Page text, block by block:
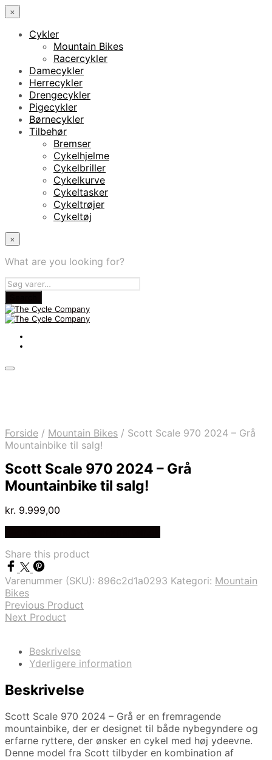
×
Cykler
Mountain Bikes
Racercykler
Damecykler
Herrecykler
Drengecykler
Pigecykler
Børnecykler
Tilbehør
Bremser
Cykelhjelme
Cykelbriller
Cykelkurve
Cykeltasker
Cykeltrøjer
Cykeltøj
×
What are you looking for?
Forside / Mountain Bikes / Scott Scale 970 2024 – Grå
Mountainbike til salg!
Scott Scale 970 2024 – Grå
Mountainbike til salg!
kr. 9.999,00
Share this product
Varenummer (SKU): 896c2d1a0293 Kategori: Mountain
Bikes
Previous Product
Next Product
Beskrivelse
Yderligere information
Beskrivelse
Scott Scale 970 2024 – Grå er en fremragende
mountainbike, der er designet til både nybegyndere og
erfarne ryttere, der ønsker en cykel med høj ydeevne.
Denne model fra Scott tilbyder en kombination af